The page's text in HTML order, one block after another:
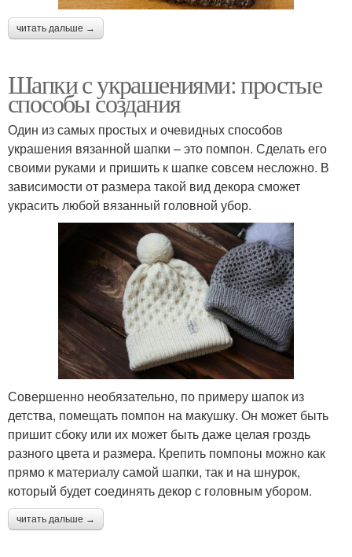
читать дальше →
Шапки с украшениями: простые
способы создания
Один из самых простых и очевидных способов
украшения вязанной шапки – это помпон. Сделать его
своими руками и пришить к шапке совсем несложно. В
зависимости от размера такой вид декора сможет
украсить любой вязанный головной убор.
Совершенно необязательно, по примеру шапок из
детства, помещать помпон на макушку. Он может быть
пришит сбоку или их может быть даже целая гроздь
разного цвета и размера. Крепить помпоны можно как
прямо к материалу самой шапки, так и на шнурок,
который будет соединять декор с головным убором.
читать дальше →